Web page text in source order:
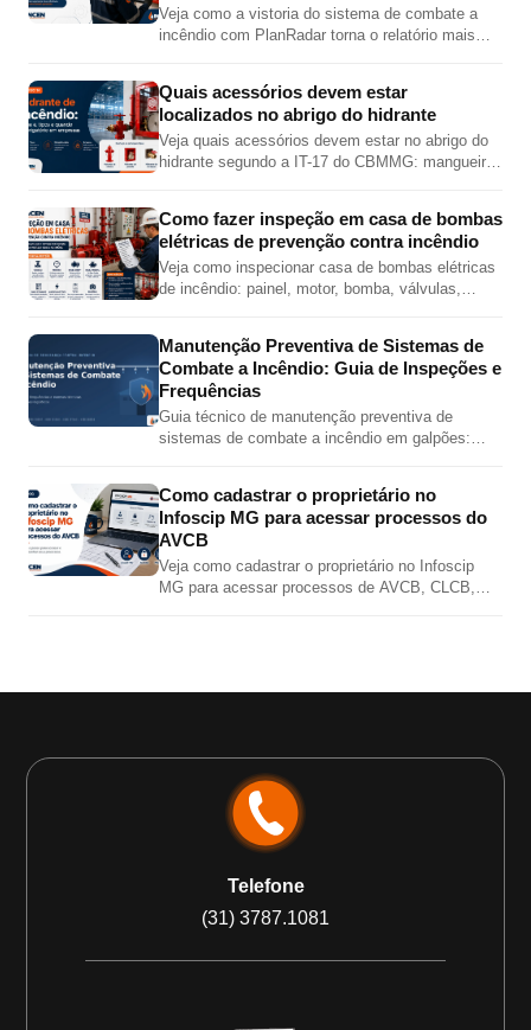
Veja como a vistoria do sistema de combate a
incêndio com PlanRadar torna o relatório mais
Quais acessórios devem estar
localizados no abrigo do hidrante
Veja quais acessórios devem estar no abrigo do
hidrante segundo a IT-17 do CBMMG: mangueira,
Como fazer inspeção em casa de bombas
elétricas de prevenção contra incêndio
Veja como inspecionar casa de bombas elétricas
de incêndio: painel, motor, bomba, válvulas,
Manutenção Preventiva de Sistemas de
Combate a Incêndio: Guia de Inspeções e
Frequências
Guia técnico de manutenção preventiva de
sistemas de combate a incêndio em galpões:
Como cadastrar o proprietário no
Infoscip MG para acessar processos do
AVCB
Veja como cadastrar o proprietário no Infoscip
MG para acessar processos de AVCB, CLCB,
Telefone
(31) 3787.1081